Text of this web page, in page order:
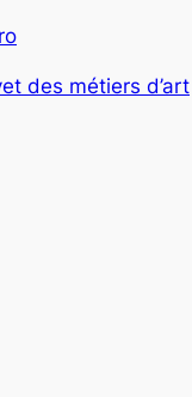
des métiers d’art